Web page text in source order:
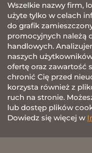
Wszelkie nazwy firm,
użyte tylko w celach
do grafik
promocyjnych należą
handlowych.
naszych
ofertę oraz zawartość
chronić Cię przed
korzysta również z
ruch na stronie.
lub dostęp plików
Dowiedz się więcej w